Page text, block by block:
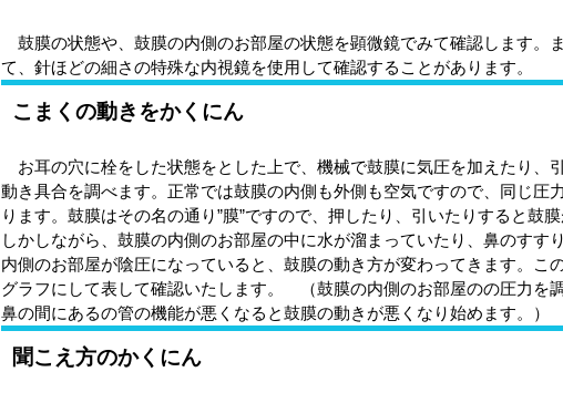
鼓膜の状態や、鼓膜の内側のお部屋の状態を顕微鏡でみて確認します。
て、針ほどの細さの特殊な内視鏡を使用して確認することがあります。
こまくの動きをかくにん
お耳の穴に栓をした状態をとした上で、機械で鼓膜に気圧を加えたり、
動き具合を調べます。正常では鼓膜の内側も外側も空気ですので、同じ圧
ります。鼓膜はその名の通り”膜”ですので、押したり、引いたりすると鼓膜
しかしながら、鼓膜の内側のお部屋の中に水が溜まっていたり、鼻のすす
内側のお部屋が陰圧になっていると、鼓膜の動き方が変わってきます。こ
グラフにして表して確認いたします。 （鼓膜の内側のお部屋のの圧力を
鼻の間にあるの管の機能が悪くなると鼓膜の動きが悪くなり始めます。）
聞こえ方のかくにん